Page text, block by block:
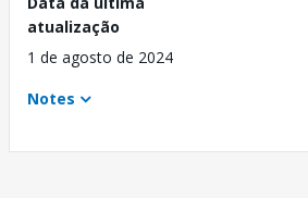
atualização
1 de agosto de 2024
Notes